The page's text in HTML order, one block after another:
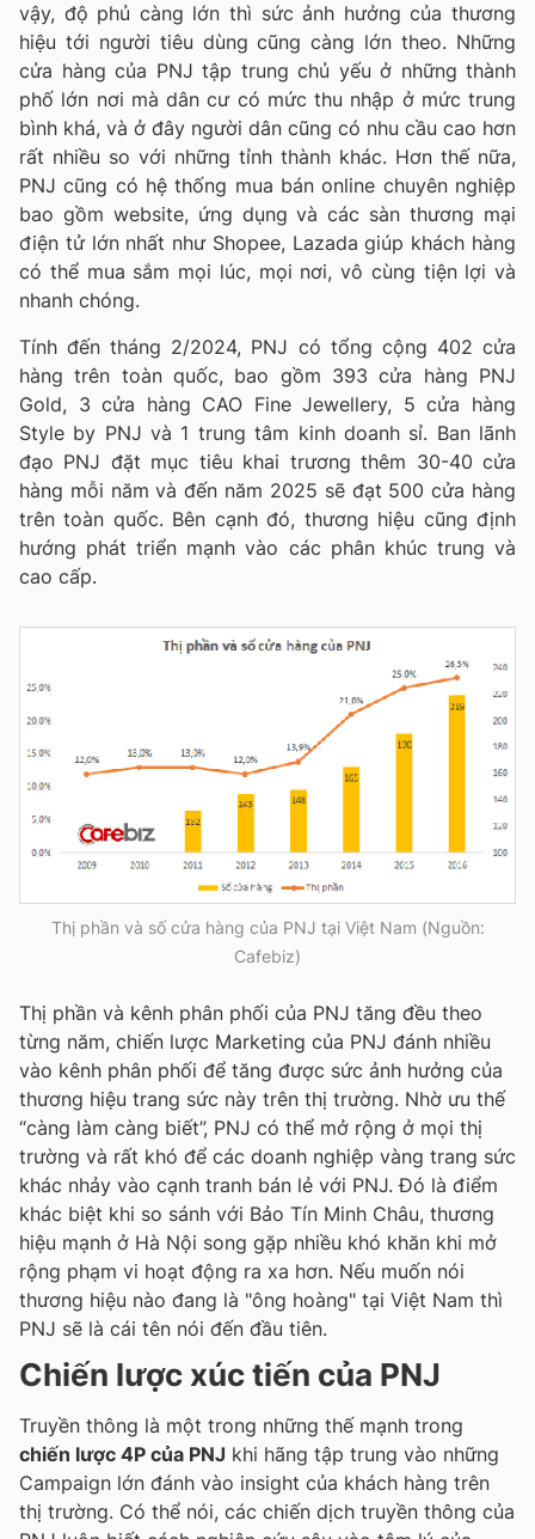
vậy, độ phủ càng lớn thì sức ảnh hưởng của thương
hiệu tới người tiêu dùng cũng càng lớn theo. Những
cửa hàng của PNJ tập trung chủ yếu ở những thành
phố lớn nơi mà dân cư có mức thu nhập ở mức trung
bình khá, và ở đây người dân cũng có nhu cầu cao hơn
rất nhiều so với những tỉnh thành khác. Hơn thế nữa,
PNJ cũng có hệ thống mua bán online chuyên nghiệp
bao gồm website, ứng dụng và các sàn thương mại
điện tử lớn nhất như Shopee, Lazada giúp khách hàng
có thể mua sắm mọi lúc, mọi nơi, vô cùng tiện lợi và
nhanh chóng.
Tính đến tháng 2/2024, PNJ có tổng cộng 402 cửa
hàng trên toàn quốc, bao gồm 393 cửa hàng PNJ
Gold, 3 cửa hàng CAO Fine Jewellery, 5 cửa hàng
Style by PNJ và 1 trung tâm kinh doanh sỉ. Ban lãnh
đạo PNJ đặt mục tiêu khai trương thêm 30-40 cửa
hàng mỗi năm và đến năm 2025 sẽ đạt 500 cửa hàng
trên toàn quốc. Bên cạnh đó, thương hiệu cũng định
hướng phát triển mạnh vào các phân khúc trung và
cao cấp.
Thị phần và số cửa hàng của PNJ tại Việt Nam (Nguồn:
Cafebiz)
Thị phần và kênh phân phối của PNJ tăng đều theo
từng năm, chiến lược Marketing của PNJ đánh nhiều
vào kênh phân phối để tăng được sức ảnh hưởng của
thương hiệu trang sức này trên thị trường. Nhờ ưu thế
“càng làm càng biết”, PNJ có thể mở rộng ở mọi thị
trường và rất khó để các doanh nghiệp vàng trang sức
khác nhảy vào cạnh tranh bán lẻ với PNJ. Đó là điểm
khác biệt khi so sánh với Bảo Tín Minh Châu, thương
hiệu mạnh ở Hà Nội song gặp nhiều khó khăn khi mở
rộng phạm vi hoạt động ra xa hơn. Nếu muốn nói
thương hiệu nào đang là "ông hoàng" tại Việt Nam thì
PNJ sẽ là cái tên nói đến đầu tiên.
Chiến lược xúc tiến của PNJ
Truyền thông là một trong những thế mạnh trong
chiến lược 4P của PNJ khi hãng tập trung vào những
Campaign lớn đánh vào insight của khách hàng trên
thị trường. Có thể nói, các chiến dịch truyền thông của